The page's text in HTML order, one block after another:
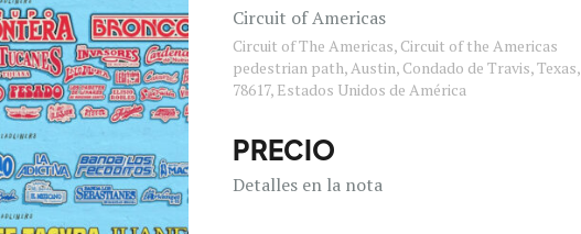
Circuit of Americas
Circuit of The Americas, Circuit of the Americas
pedestrian path, Austin, Condado de Travis, Texas,
78617, Estados Unidos de América
PRECIO
Detalles en la nota